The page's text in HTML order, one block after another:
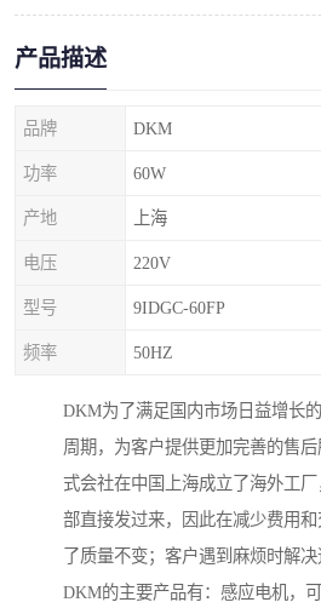
产品描述
品牌 DKM
功率 60W
产地 上海
电压 220V
型号 9IDGC-60FP
频率 50HZ
DKM为了满足国内市场日益增长
周期，为客户提供更加完善的售
式会社在中国上海成立了海外工
部直接发过来，因此在减少费用
了质量不变；客户遇到麻烦时解决
DKM的主要产品有：感应电机，